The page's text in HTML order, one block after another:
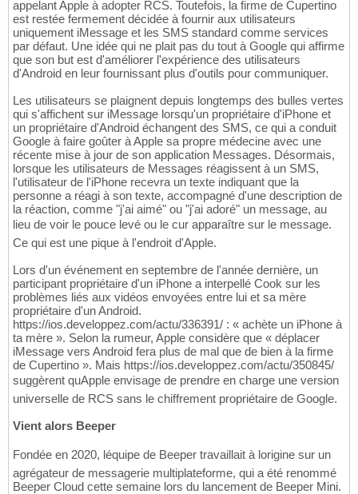
appelant Apple à adopter RCS. Toutefois, la firme de Cupertino
est restée fermement décidée à fournir aux utilisateurs
uniquement iMessage et les SMS standard comme services
par défaut. Une idée qui ne plait pas du tout à Google qui affirme
que son but est d'améliorer l'expérience des utilisateurs
d'Android en leur fournissant plus d'outils pour communiquer.
Les utilisateurs se plaignent depuis longtemps des bulles vertes
qui s'affichent sur iMessage lorsqu'un propriétaire d'iPhone et
un propriétaire d'Android échangent des SMS, ce qui a conduit
Google à faire goûter à Apple sa propre médecine avec une
récente mise à jour de son application Messages. Désormais,
lorsque les utilisateurs de Messages réagissent à un SMS,
l'utilisateur de l'iPhone recevra un texte indiquant que la
personne a réagi à son texte, accompagné d'une description de
la réaction, comme "j'ai aimé" ou "j'ai adoré" un message, au
lieu de voir le pouce levé ou le cur apparaître sur le message.
Ce qui est une pique à l'endroit d'Apple.
Lors d'un événement en septembre de l'année dernière, un
participant propriétaire d'un iPhone a interpellé Cook sur les
problèmes liés aux vidéos envoyées entre lui et sa mère
propriétaire d'un Android.
https://ios.developpez.com/actu/336391/ : « achète un iPhone à
ta mère ». Selon la rumeur, Apple considère que « déplacer
iMessage vers Android fera plus de mal que de bien à la firme
de Cupertino ». Mais https://ios.developpez.com/actu/350845/
suggèrent quApple envisage de prendre en charge une version
universelle de RCS sans le chiffrement propriétaire de Google.
Vient alors Beeper
Fondée en 2020, léquipe de Beeper travaillait à lorigine sur un
agrégateur de messagerie multiplateforme, qui a été renommé
Beeper Cloud cette semaine lors du lancement de Beeper Mini.